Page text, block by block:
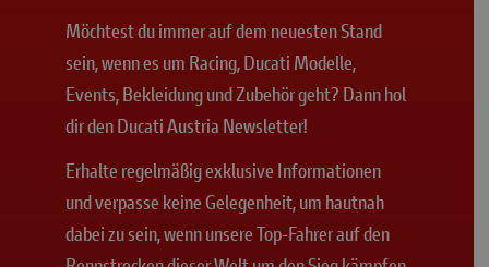
Möchtest du immer auf dem neuesten Stand
sein, wenn es um Racing, Ducati Modelle,
Events, Bekleidung und Zubehör geht? Dann hol
dir den Ducati Austria Newsletter!
Erhalte regelmäßig exklusive Informationen
und verpasse keine Gelegenheit, um hautnah
dabei zu sein, wenn unsere Top-Fahrer auf den